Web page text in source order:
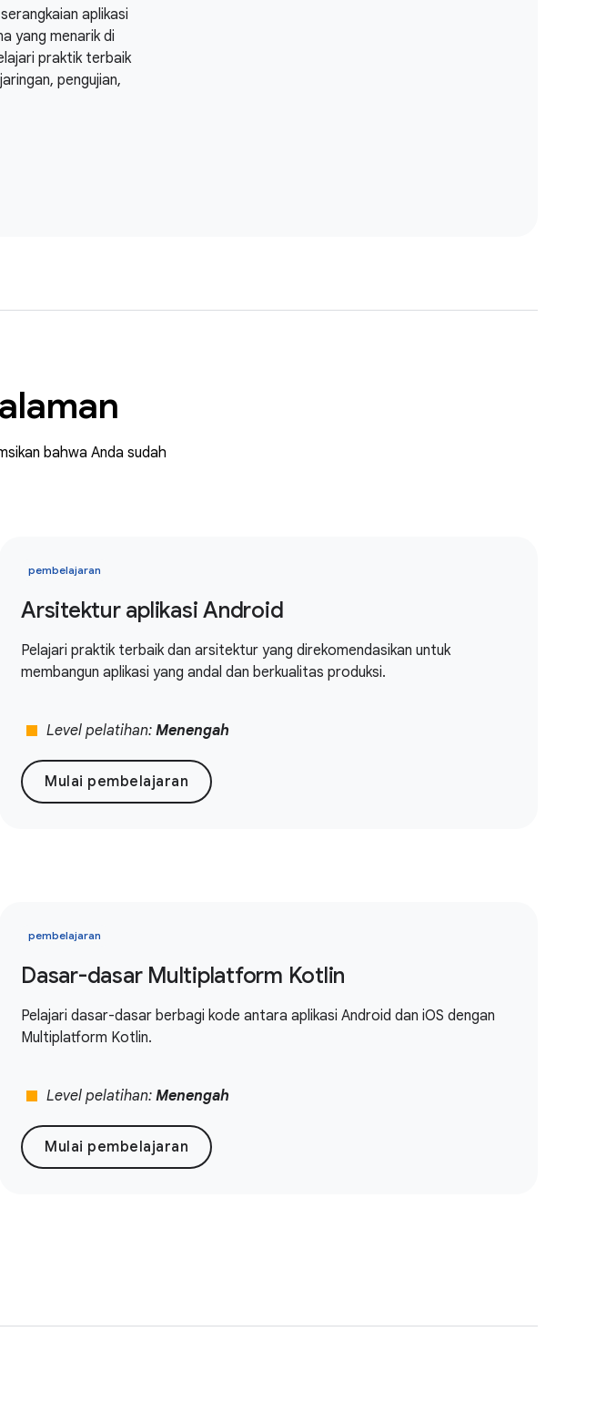
aplikasi
yang menarik di
praktik terbaik
pengujian,
bahwa Anda sudah
pembelajaran
Arsitektur aplikasi Android
Pelajari praktik terbaik dan arsitektur yang direkomendasikan untuk
membangun aplikasi yang andal dan berkualitas produksi.
stop Level pelatihan: Menengah
Mulai pembelajaran
pembelajaran
Dasar-dasar Multiplatform Kotlin
Pelajari dasar-dasar berbagi kode antara aplikasi Android dan iOS dengan
Multiplatform Kotlin.
stop Level pelatihan: Menengah
Mulai pembelajaran